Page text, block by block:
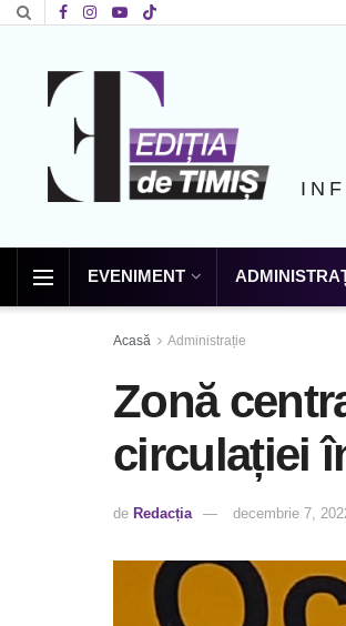
EVENIMENT
Acasă Administrație
Zonă
circulației
de Redacția decembrie 7,